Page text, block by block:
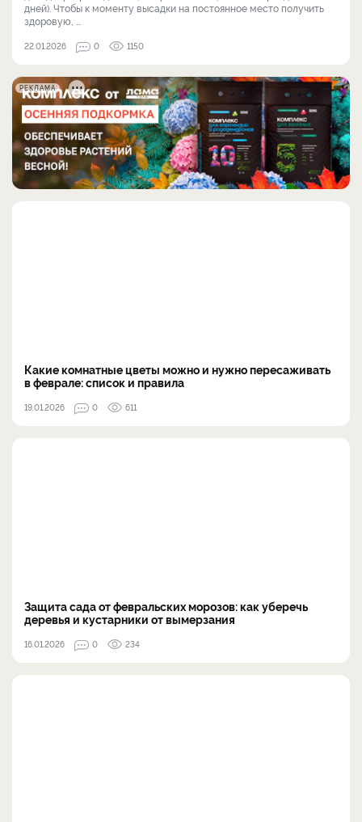
дней). Чтобы к моменту высадки на постоянное место получить
здоровую, ...
22.01.2026 0 1150
РЕКЛАМА
Какие комнатные цветы можно и нужно пересаживать
в феврале: список и правила
19.01.2026 0 611
Защита сада от февральских морозов: как уберечь
деревья и кустарники от вымерзания
16.01.2026 0 234